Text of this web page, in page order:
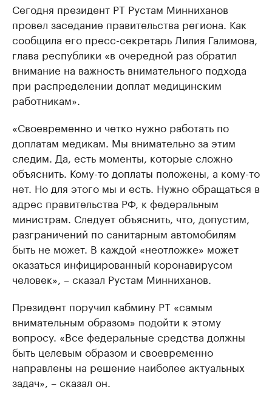
Сегодня президент РТ Рустам Минниханов
провел заседание правительства региона. Как
сообщила его пресс-секретарь Лилия Галимова,
глава республики «в очередной раз обратил
внимание на важность внимательного подхода
при распределении доплат медицинским
работникам».
«Своевременно и четко нужно работать по
доплатам медикам. Мы внимательно за этим
следим. Да, есть моменты, которые сложно
объяснить. Кому-то доплаты положены, а кому-то
нет. Но для этого мы и есть. Нужно обращаться в
адрес правительства РФ, к федеральным
министрам. Следует объяснить, что, допустим,
разграничений по санитарным автомобилям
быть не может. В каждой «неотложке» может
оказаться инфицированный коронавирусом
человек», – сказал Рустам Минниханов.
Президент поручил кабмину РТ «самым
внимательным образом» подойти к этому
вопросу. «Все федеральные средства должны
быть целевым образом и своевременно
направлены на решение наиболее актуальных
задач», – сказал он.